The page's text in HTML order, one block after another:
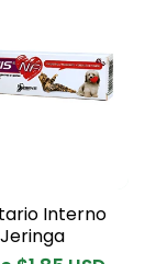
Interno